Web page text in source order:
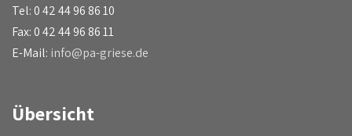
Tel: 0 42 44 96 86 10
Fax: 0 42 44 96 86 11
E-Mail: info@pa-griese.de
Übersicht